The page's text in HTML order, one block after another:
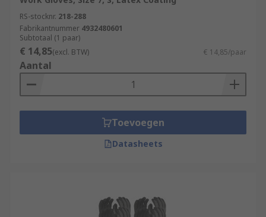
RS-stocknr. 218-288
Fabrikantnummer 4932480601
Subtotaal (1 paar)
€ 14,85(excl. BTW) € 14,85/paar
Aantal
Toevoegen
Datasheets